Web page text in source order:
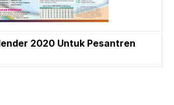
2020 Untuk Pesantren